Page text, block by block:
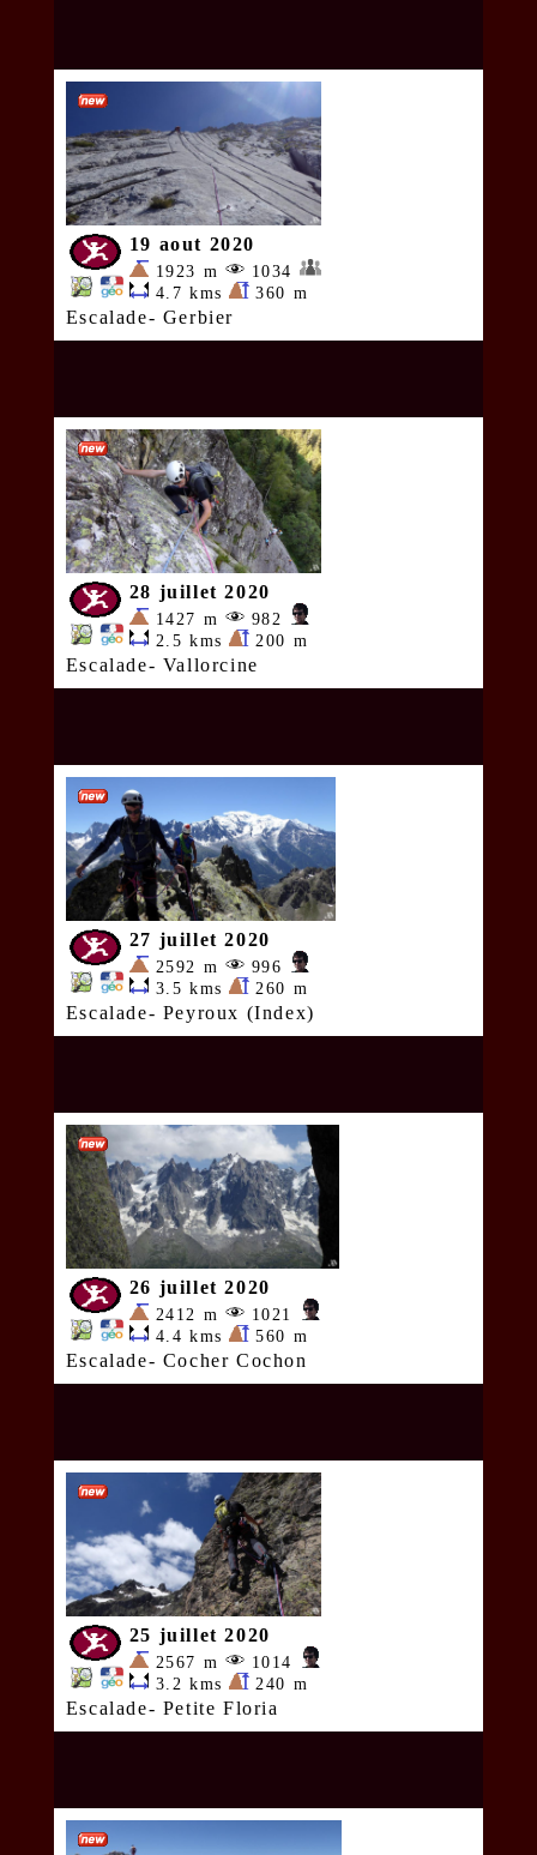
19 aout 2020
1923 m
1034
4.7 kms
360 m
Escalade- Gerbier
28 juillet 2020
1427 m
982
2.5 kms
200 m
Escalade- Vallorcine
27 juillet 2020
2592 m
996
3.5 kms
260 m
Escalade- Peyroux (Index)
26 juillet 2020
2412 m
1021
4.4 kms
560 m
Escalade- Cocher Cochon
25 juillet 2020
2567 m
1014
3.2 kms
240 m
Escalade- Petite Floria